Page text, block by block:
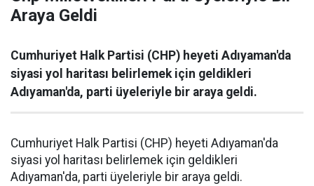
Araya Geldi
Cumhuriyet Halk Partisi (CHP) heyeti Adıyaman'da
siyasi yol haritası belirlemek için geldikleri
Adıyaman'da, parti üyeleriyle bir araya geldi.
Cumhuriyet Halk Partisi (CHP) heyeti Adıyaman'da
siyasi yol haritası belirlemek için geldikleri
Adıyaman'da, parti üyeleriyle bir araya geldi.